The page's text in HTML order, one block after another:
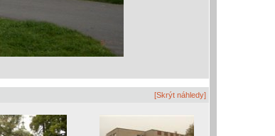
[Skrýt náhledy]